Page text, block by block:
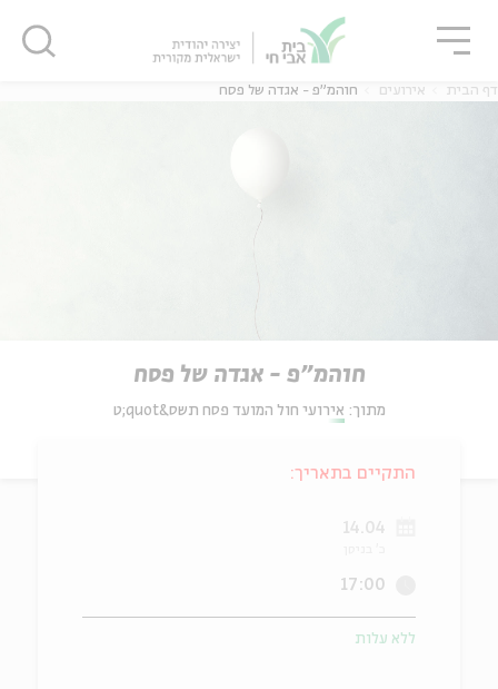
דף הבית אירועים חוהמ"פ - אגדה של פסח
חוהמ"פ - אגדה של פסח
מתוך: אירועי חול המועד פסח תשס&quot;ט
התקיים בתאריך:
14.04
17:00
ללא עלות
סגור